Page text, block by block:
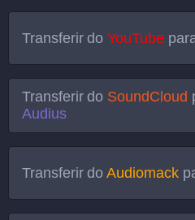
Transferir doYouTube
Transferir do SoundCloud
Audius
Transferir doAudiomack